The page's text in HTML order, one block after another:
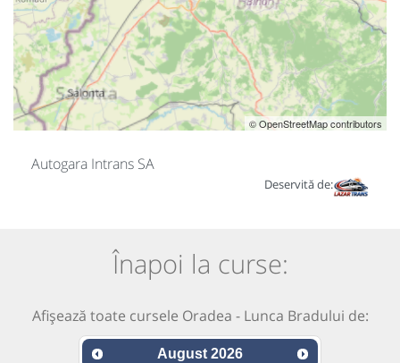
© OpenStreetMap contributors
Autogara Intrans SA
Deservită de:
Înapoi la curse:
Afișează toate cursele Oradea - Lunca Bradului de:
August 2026